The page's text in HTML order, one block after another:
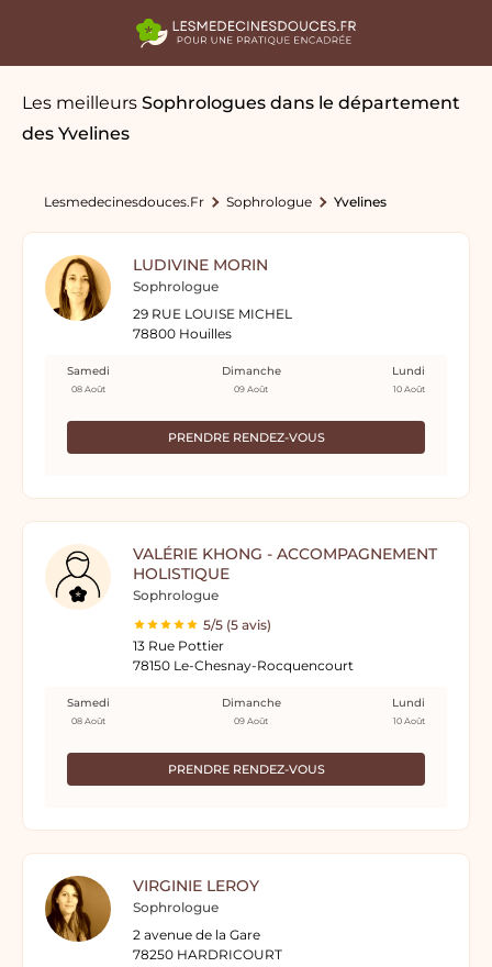
Les meilleurs Sophrologues dans le département
des Yvelines
Lesmedecinesdouces.fr Sophrologue Yvelines
LUDIVINE MORIN
Sophrologue
29 RUE LOUISE MICHEL
78800 Houilles
PRENDRE RENDEZ-VOUS
Samedi
08 Août
Dimanche
09 Août
Lundi
10 Août
VALÉRIE KHONG - ACCOMPAGNEMENT
HOLISTIQUE
Sophrologue
5/5 (5 avis)
13 Rue Pottier
78150 Le-Chesnay-Rocquencourt
PRENDRE RENDEZ-VOUS
Samedi
08 Août
Dimanche
09 Août
Lundi
10 Août
VIRGINIE LEROY
Sophrologue
2 avenue de la Gare
78250 HARDRICOURT